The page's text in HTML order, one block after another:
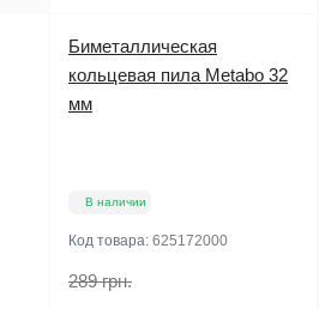
Биметаллическая
кольцевая пила Metabo 32
мм
В наличии
Код товара: 625172000
289 грн.